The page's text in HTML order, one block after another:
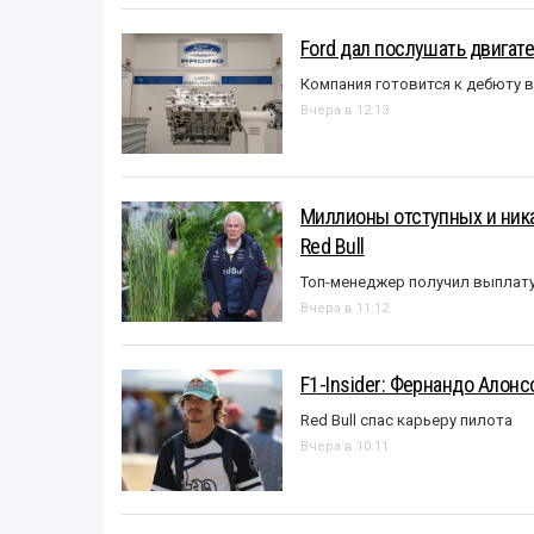
Ford дал послушать
Компания готовится к дебюту
Вчера в 12:13
Миллионы отступных и
Red Bull
Топ-менеджер получил
Вчера в 11:12
F1-Insider: Фернандо
Red Bull спас карьеру пилота
Вчера в 10:11